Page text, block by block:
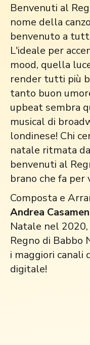
Benvenuti al
nome della
benvenuto a
L'ideale per
mood, quella
render tutti più
tanto buon
upbeat sembra
musical di
londinese! Chi
natale ritmata
benvenuti al
brano che fa per
Composta e
Andrea
Natale nel
Regno di
i maggiori canali
digitale!